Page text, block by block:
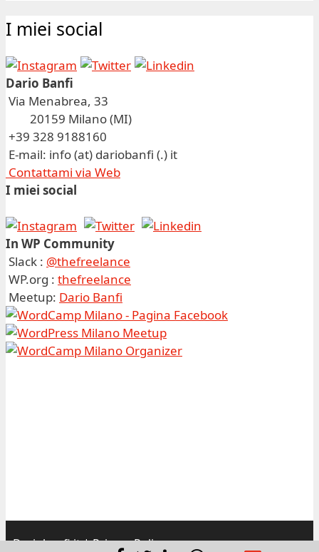
I miei social
Dario Banfi
Via Menabrea, 33
20159 Milano (MI)
+39 328 9188160
E-mail: info (at) dariobanfi (.) it
Contattami via Web
I miei social
In WP Community
Slack : @thefreelance
WP.org : thefreelance
Meetup: Dario Banfi
Dariobanfi.it |Privacy Policy